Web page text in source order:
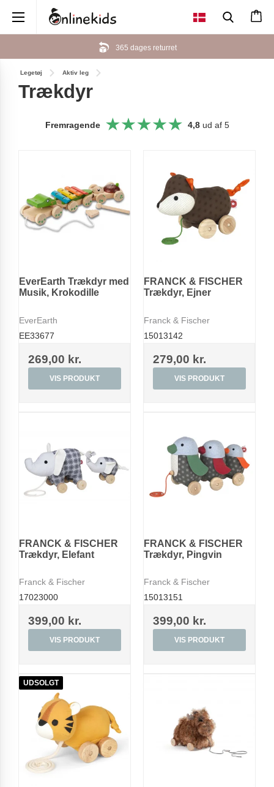
Legetøj Aktiv leg
Trækdyr
Fremragende 4,8ud af 5
EverEarth Trækdyr med
Musik, Krokodille
EverEarth
EE33677
269,00 kr.
VIS PRODUKT
FRANCK & FISCHER
Trækdyr, Ejner
Franck & Fischer
15013142
279,00 kr.
VIS PRODUKT
FRANCK & FISCHER
Trækdyr, Elefant
Franck & Fischer
17023000
399,00 kr.
VIS PRODUKT
FRANCK & FISCHER
Trækdyr, Pingvin
Franck & Fischer
15013151
399,00 kr.
VIS PRODUKT
UDSOLGT